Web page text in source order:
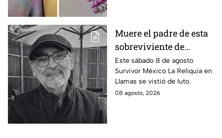
Muere el padre de esta
sobreviviente de
Survivor México La
Reliquia en Llamas
Este sábado 8 de agosto
Survivor México La Reliquia en
Llamas se vistió de luto.
08 agosto, 2026